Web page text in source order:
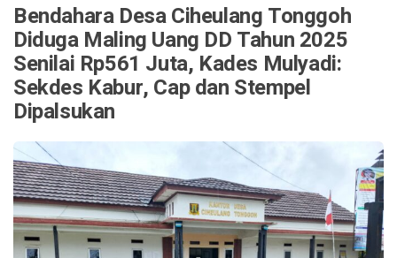
Bendahara Desa Ciheulang Tonggoh
Diduga Maling Uang DD Tahun 2025
Senilai Rp561 Juta, Kades Mulyadi:
Sekdes Kabur, Cap dan Stempel
Dipalsukan